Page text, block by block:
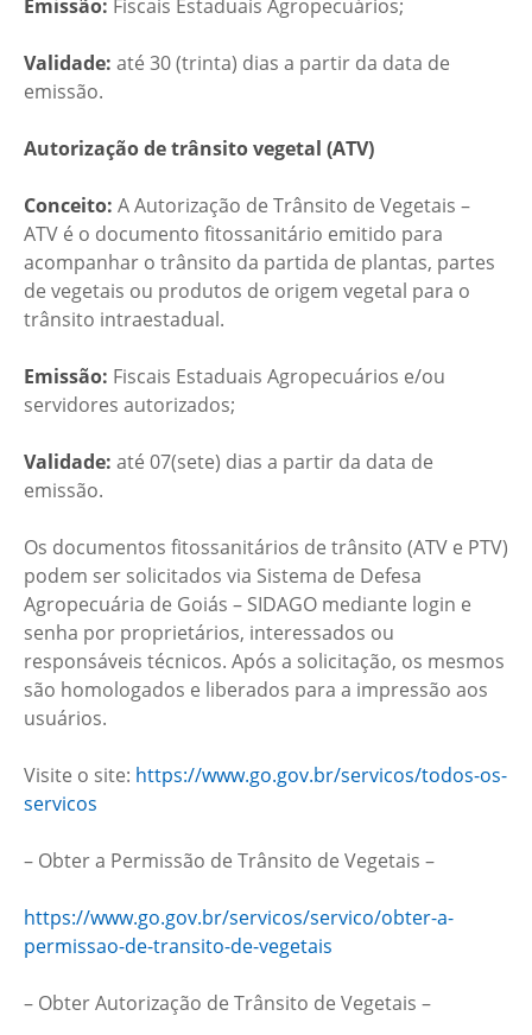
Emissão: Fiscais Estaduais Agropecuários;
Validade: até 30 (trinta) dias a partir da data de
emissão.
Autorização de trânsito vegetal (ATV)
Conceito: A Autorização de Trânsito de Vegetais –
ATV é o documento fitossanitário emitido para
acompanhar o trânsito da partida de plantas, partes
de vegetais ou produtos de origem vegetal para o
trânsito intraestadual.
Emissão: Fiscais Estaduais Agropecuários e/ou
servidores autorizados;
Validade: até 07(sete) dias a partir da data de
emissão.
Os documentos fitossanitários de trânsito (ATV e PTV)
podem ser solicitados via Sistema de Defesa
Agropecuária de Goiás – SIDAGO mediante login e
senha por proprietários, interessados ou
responsáveis técnicos. Após a solicitação, os mesmos
são homologados e liberados para a impressão aos
usuários.
Visite o site: https://www.go.gov.br/servicos/todos-os-
servicos
– Obter a Permissão de Trânsito de Vegetais –
https://www.go.gov.br/servicos/servico/obter-a-
permissao-de-transito-de-vegetais
– Obter Autorização de Trânsito de Vegetais –